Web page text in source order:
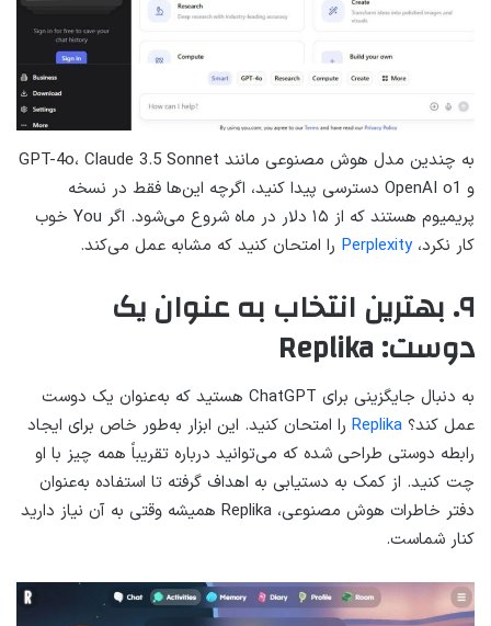
به چندین مدل هوش مصنوعی مانند GPT-4o، Claude 3.5 Sonnet
و OpenAI o1 دسترسی پیدا کنید، اگرچه این‌ها فقط در نسخه
پریمیوم هستند که از ۱۵ دلار در ماه شروع می‌شود. اگر You خوب
کار نکرد،Perplexity را امتحان کنید که مشابه عمل می‌کند.
۹. بهترین انتخاب به عنوان یک
دوست: Replika
به دنبال جایگزینی برای ChatGPT هستید که به‌عنوان یک دوست
عمل کند؟ Replika را امتحان کنید. این ابزار به‌طور خاص برای ایجاد
رابطه دوستی طراحی شده که می‌توانید درباره تقریباً همه چیز با او
چت کنید. از کمک به دستیابی به اهداف گرفته تا استفاده به‌عنوان
دفتر خاطرات هوش مصنوعی، Replika همیشه وقتی به آن نیاز دارید
کنار شماست.